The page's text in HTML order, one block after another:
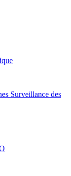
Surveillance des